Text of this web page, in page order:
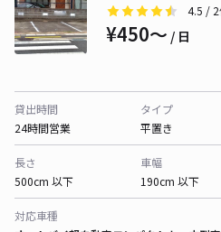
4.5 /
¥450〜 / 日
貸出時間
24時間営業
タイプ
平置き
長さ
500cm 以下
車幅
190cm 以下
対応車種